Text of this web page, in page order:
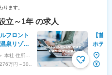
ります。
立 ～1年の求人
フロント
泉リゾー
リゾート
引越し補
【首
ホテル
フロ
ープ）